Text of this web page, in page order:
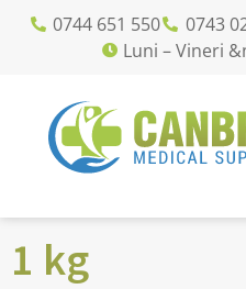
0744 651 550 0743
Luni – Vineri
1 kg